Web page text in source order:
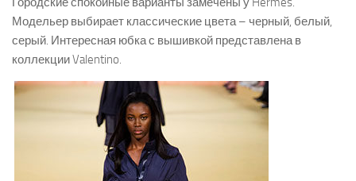
Модельер выбирает классические цвета – черный, белый,
серый. Интересная юбка с вышивкой представлена в
коллекции Valentino.